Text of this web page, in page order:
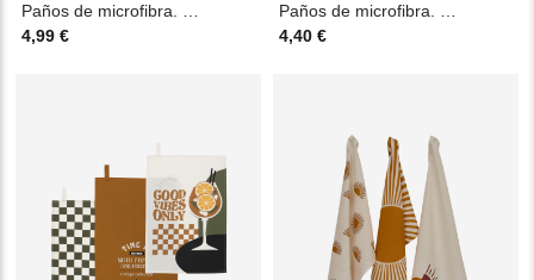
Paños de microfibra. Material: Poliéster. Medidas: 40x40cm. Color: Multicolor.
4,99 €
Paños de microfibra. Material: Poliéster. Medidas: 30x40cm. Color: Negro, azul y gris.
4,40 €